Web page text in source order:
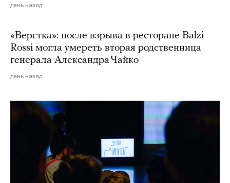
день назад
«Верстка»: после взрыва в ресторане Balzi
Rossi могла умереть вторая родственница
генерала Александра Чайко
день назад